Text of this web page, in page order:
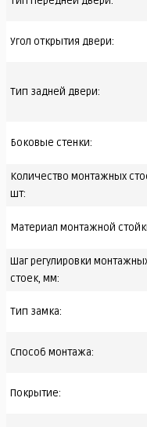
Угол открытия двери:
Тип задней двери:
Боковые стенки:
Количество монтажных
шт:
Материал монтажной
Шаг регулировки
стоек, мм:
Тип замка:
Способ монтажа:
Покрытие: